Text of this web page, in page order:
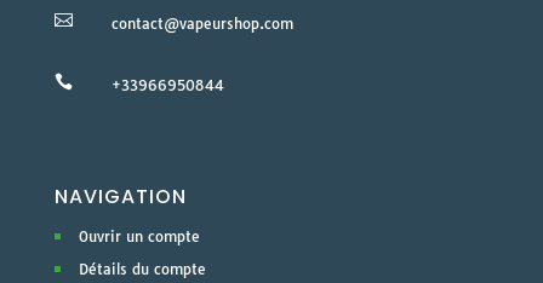
 contact@vapeurshop.com
 +33966950844
NAVIGATION
Ouvrir un compte
Détails du compte